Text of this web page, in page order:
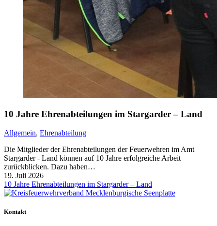
10 Jahre Ehrenabteilungen im Stargarder – Land
Allgemein, Ehrenabteilung
Die Mitglieder der Ehrenabteilungen der Feuerwehren im Amt
Stargarder - Land können auf 10 Jahre erfolgreiche Arbeit
zurückblicken. Dazu haben…
19. Juli 2026
10 Jahre Ehrenabteilungen im Stargarder – Land
Kontakt